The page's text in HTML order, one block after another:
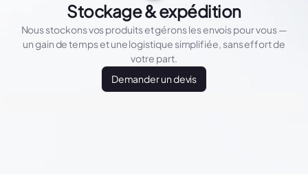
Stockage & expédition
Nous stockons vos produits et gérons les envois pour vous —
un gain de temps et une logistique simplifiée, sans effort de
votre part.
Demander un devis